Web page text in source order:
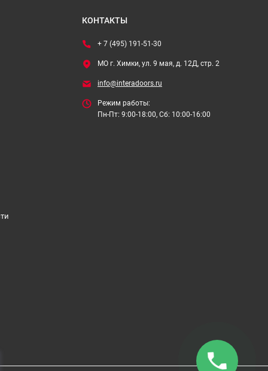
КОНТАКТЫ
+ 7 (495) 191-51-30
МО г. Химки, ул. 9 мая, д. 12Д, стр. 2
info@interadoors.ru
Режим работы:
Пн-Пт: 9:00-18:00, Сб: 10:00-16:00